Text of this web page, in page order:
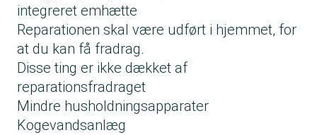
integreret emhætte
Reparationen skal være udført i hjemmet, for
at du kan få fradrag.
Disse ting er ikke dækket af
reparationsfradraget
Mindre husholdningsapparater
Kogevandsanlæg